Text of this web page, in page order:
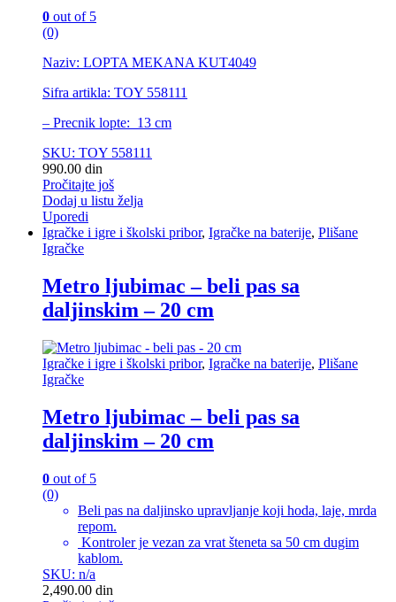
0 out of 5
(0)
Naziv: LOPTA MEKANA KUT4049
Sifra artikla: TOY 558111
– Precnik lopte: 13 cm
SKU: TOY 558111
990.00 din
Pročitajte još
Dodaj u listu želja
Uporedi
Igračke i igre i školski pribor, Igračke na baterije, Plišane
Igračke
Metro ljubimac – beli pas sa
daljinskim – 20 cm
Igračke i igre i školski pribor, Igračke na baterije, Plišane
Igračke
Metro ljubimac – beli pas sa
daljinskim – 20 cm
0 out of 5
(0)
Beli pas na daljinsko upravljanje koji hoda, laje, mrda
repom.
Kontroler je vezan za vrat šteneta sa 50 cm dugim
kablom.
SKU: n/a
2,490.00 din